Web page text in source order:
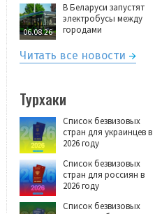
06.08.26
В Беларуси запустят
электробусы между
городами
Читать все новости
Турхаки
Список безвизовых
стран для украинцев в
2026 году
Список безвизовых
стран для россиян в
2026 году
Список безвизовых